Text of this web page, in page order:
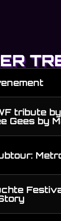
tribute
Gees by